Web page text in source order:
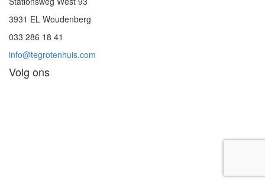
3931 EL Woudenberg
033 286 18 41
info@tegrotenhuis.com
Volg ons